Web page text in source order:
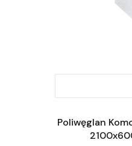
Poliwęglan